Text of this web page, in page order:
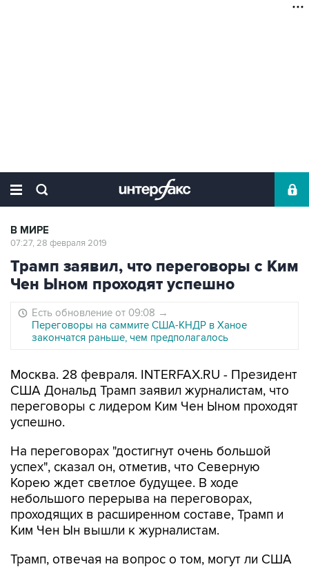
В МИРЕ
07:27, 28 февраля 2019
Трамп заявил, что переговоры с Ким
Чен Ыном проходят успешно
Есть обновление от 09:08 →
Переговоры на саммите США-КНДР в Ханое
закончатся раньше, чем предполагалось
Москва. 28 февраля. INTERFAX.RU - Президент
США Дональд Трамп заявил журналистам, что
переговоры с лидером Ким Чен Ыном проходят
успешно.
На переговорах "достигнут очень большой
успех", сказал он, отметив, что Северную
Корею ждет светлое будущее. В ходе
небольшого перерыва на переговорах,
проходящих в расширенном составе, Трамп и
Ким Чен Ын вышли к журналистам.
Трамп, отвечая на вопрос о том, могут ли США